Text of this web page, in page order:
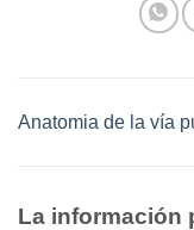
Anatomia de la vía
La información